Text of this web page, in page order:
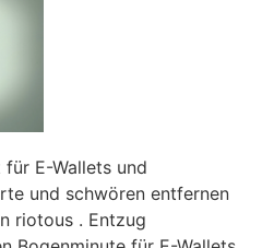
E-Wallets und
und schwören entfernen
riotous . Entzug